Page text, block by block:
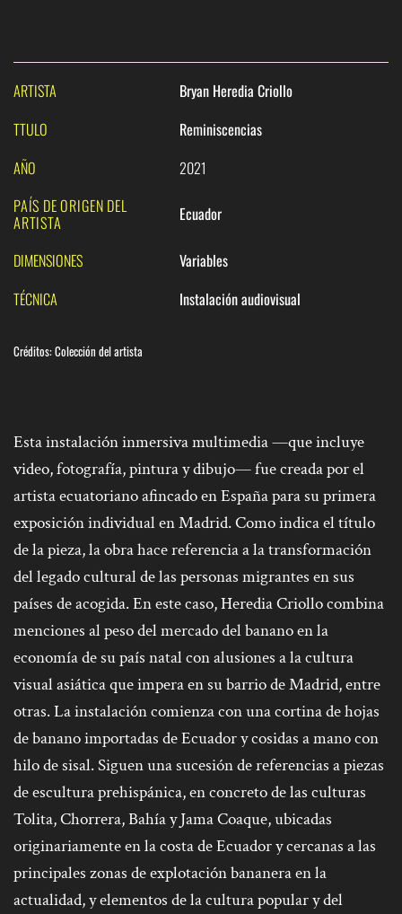
ARTISTA
Bryan Heredia Criollo
TTULO
Reminiscencias
AÑO
2021
PAÍS DE ORIGEN DEL
ARTISTA Ecuador
DIMENSIONES
Variables
TÉCNICA
Instalación audiovisual
Créditos: Colección del artista
Esta instalación inmersiva multimedia —que incluye
video, fotografía, pintura y dibujo— fue creada por el
artista ecuatoriano afincado en España para su primera
exposición individual en Madrid. Como indica el título
de la pieza, la obra hace referencia a la transformación
del legado cultural de las personas migrantes en sus
países de acogida. En este caso, Heredia Criollo combina
menciones al peso del mercado del banano en la
economía de su país natal con alusiones a la cultura
visual asiática que impera en su barrio de Madrid, entre
otras. La instalación comienza con una cortina de hojas
de banano importadas de Ecuador y cosidas a mano con
hilo de sisal. Siguen una sucesión de referencias a piezas
de escultura prehispánica, en concreto de las culturas
Tolita, Chorrera, Bahía y Jama Coaque, ubicadas
originariamente en la costa de Ecuador y cercanas a las
principales zonas de explotación bananera en la
actualidad, y elementos de la cultura popular y del